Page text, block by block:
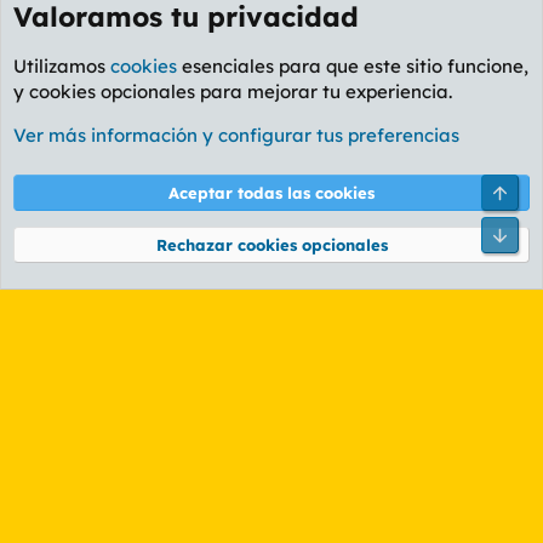
Foro General
Cookies
PL OLDSTYLE AMARILLO
Términos y reglas Política de privacidad Ayuda
Community platform by XenForo® © 2010-2026 XenForo Ltd.
Valoramos tu privacidad
Utilizamos cookies esenciales para que este sitio funcione,
y cookies opcionales para mejorar tu experiencia.
Ver más información y configurar tus preferencias
Aceptar todas las cookies
Rechazar cookies opcionales
Pie